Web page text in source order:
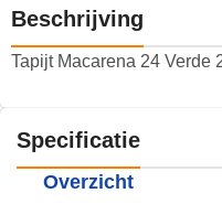
Beschrijving
Tapijt Macarena 24 Verde
Specificatie
Overzicht